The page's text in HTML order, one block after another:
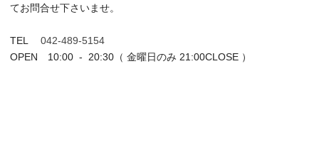
てお問合せ下さいませ。
TEL 042-489-5154
OPEN 10:00 - 20:30（ 金曜日のみ 21:00CLOSE ）